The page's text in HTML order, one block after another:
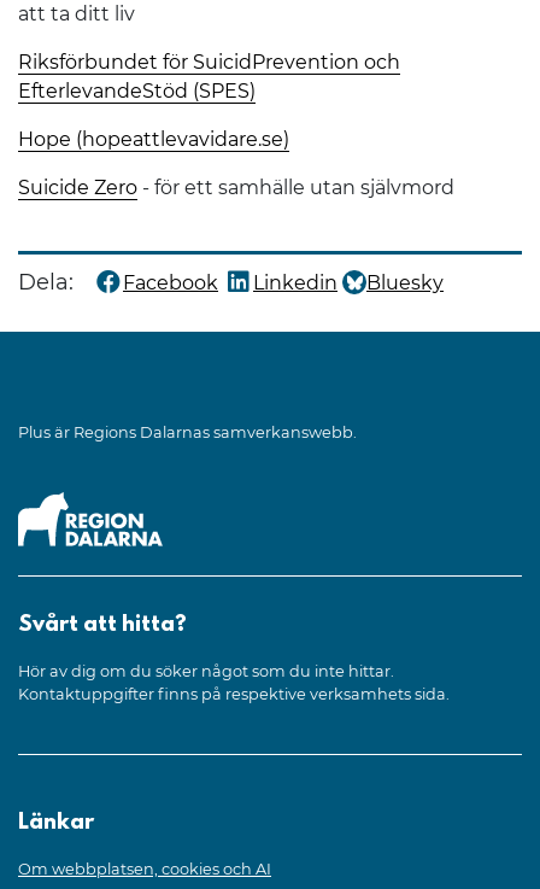
att ta ditt liv
Riksförbundet för SuicidPrevention och
EfterlevandeStöd (SPES)
Hope (hopeattlevavidare.se)
Suicide Zero - för ett samhälle utan självmord
Dela: Dela denna sida på
Facebook
Dela denna sida på
Linkedin
Dela denna sida på
Bluesky
Plus är Regions Dalarnas samverkanswebb.
Svårt att hitta?
Hör av dig om du söker något som du inte hittar.
Kontaktuppgifter finns på respektive verksamhets sida.
Länkar
Om webbplatsen, cookies och AI